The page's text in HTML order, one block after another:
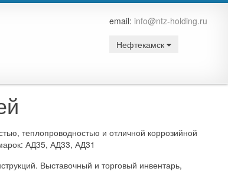
email: info@ntz-holding.ru
Нефтекамск
теплопроводностью и отличной коррозийной
АД35, АД33, АД31
Выставочный и торговый инвентарь,